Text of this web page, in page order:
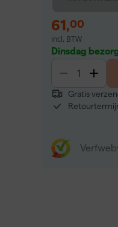
61,00
incl. BTW
Dinsdag
Gratis